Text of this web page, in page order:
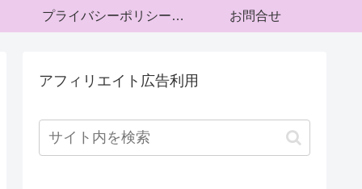
プライバシーポリシー・運営者情報 お問合せ
アフィリエイト広告利用